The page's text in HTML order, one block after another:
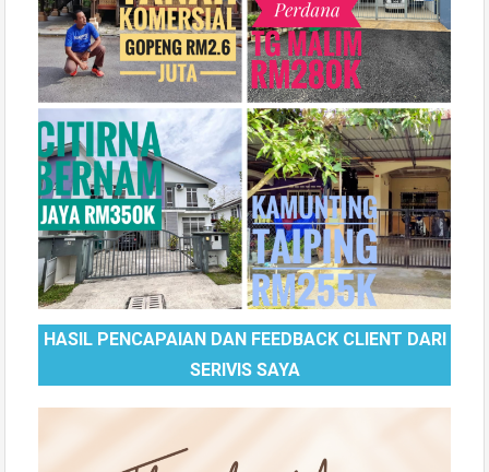
HASIL PENCAPAIAN DAN FEEDBACK CLIENT DARI
SERIVIS SAYA